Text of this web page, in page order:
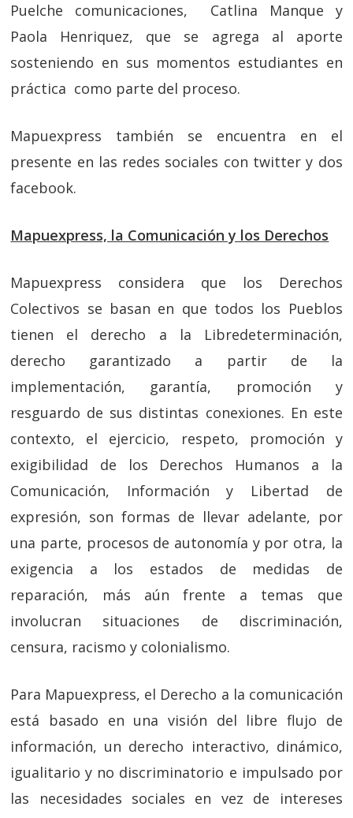
Puelche comunicaciones, Catlina Manque y
Paola Henriquez, que se agrega al aporte
sosteniendo en sus momentos estudiantes en
práctica como parte del proceso.
Mapuexpress también se encuentra en el
presente en las redes sociales con twitter y dos
facebook.
Mapuexpress, la Comunicación y los Derechos
Mapuexpress considera que los Derechos
Colectivos se basan en que todos los Pueblos
tienen el derecho a la Libredeterminación,
derecho garantizado a partir de la
implementación, garantía, promoción y
resguardo de sus distintas conexiones. En este
contexto, el ejercicio, respeto, promoción y
exigibilidad de los Derechos Humanos a la
Comunicación, Información y Libertad de
expresión, son formas de llevar adelante, por
una parte, procesos de autonomía y por otra, la
exigencia a los estados de medidas de
reparación, más aún frente a temas que
involucran situaciones de discriminación,
censura, racismo y colonialismo.
Para Mapuexpress, el Derecho a la comunicación
está basado en una visión del libre flujo de
información, un derecho interactivo, dinámico,
igualitario y no discriminatorio e impulsado por
las necesidades sociales en vez de intereses